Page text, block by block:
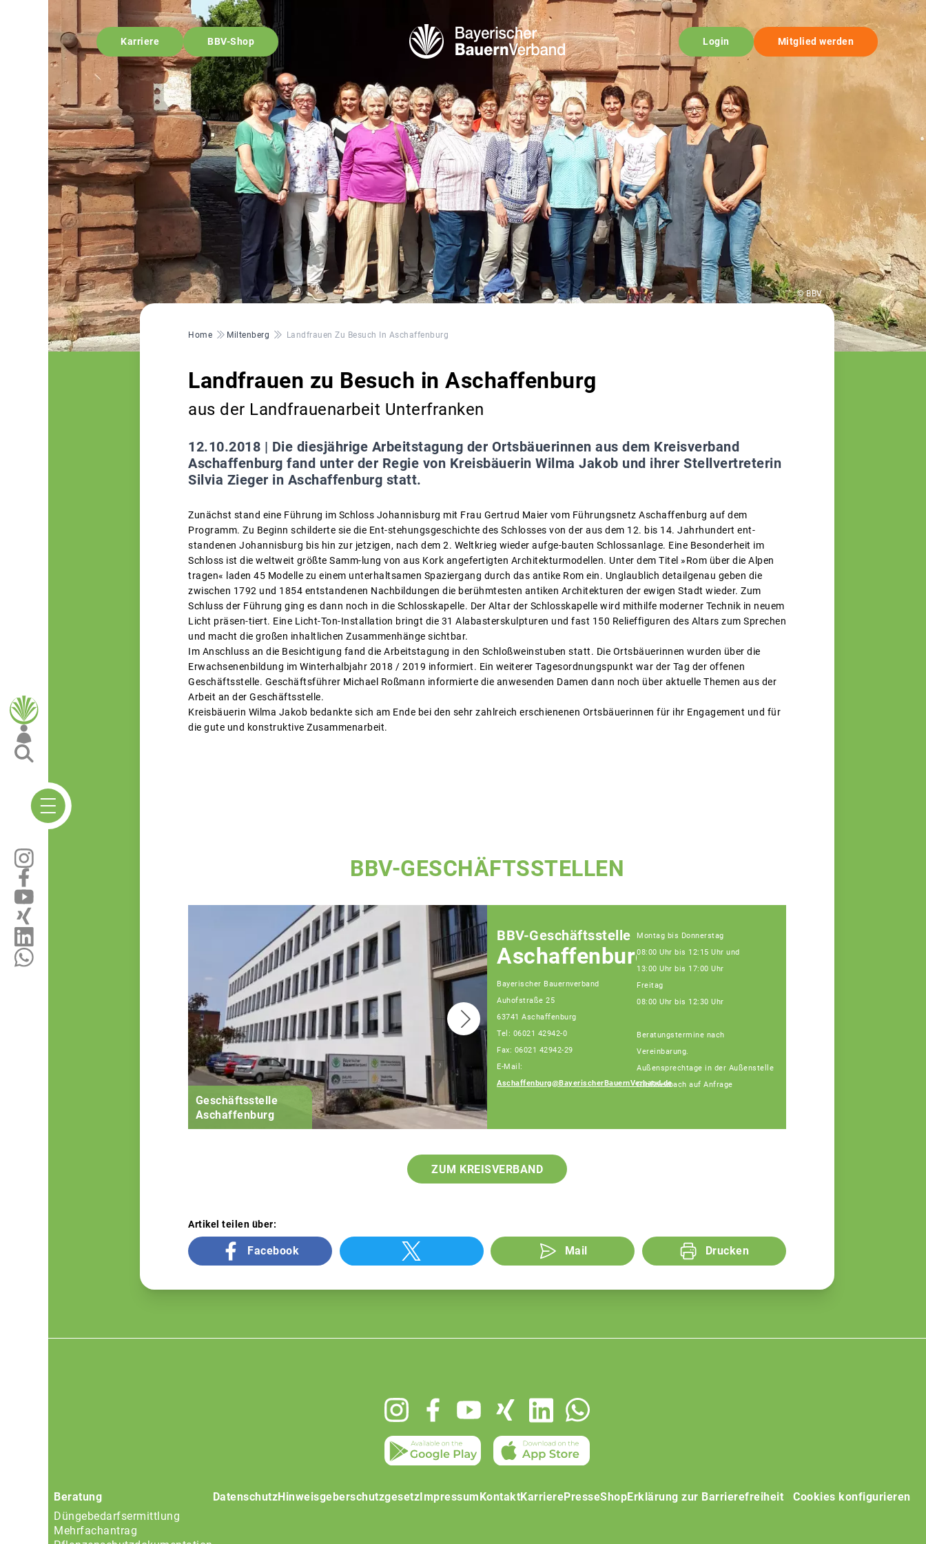
Karriere BBV-Shop Login Mitglied werden
© BBV
Pfadnavigation
Home Miltenberg Landfrauen Zu Besuch In Aschaffenburg
Landfrauen zu Besuch in Aschaffenburg
aus der Landfrauenarbeit Unterfranken
12.10.2018 | Die diesjährige Arbeitstagung der Ortsbäuerinnen aus dem Kreisverband
Aschaffenburg fand unter der Regie von Kreisbäuerin Wilma Jakob und ihrer Stellvertreterin
Silvia Zieger in Aschaffenburg statt.
Zunächst stand eine Führung im Schloss Johannisburg mit Frau Gertrud Maier vom Führungsnetz Aschaffenburg auf dem
Programm. Zu Beginn schilderte sie die Ent-stehungsgeschichte des Schlosses von der aus dem 12. bis 14. Jahrhundert ent-
standenen Johannisburg bis hin zur jetzigen, nach dem 2. Weltkrieg wieder aufge-bauten Schlossanlage. Eine Besonderheit im
Schloss ist die weltweit größte Samm-lung von aus Kork angefertigten Architekturmodellen. Unter dem Titel »Rom über die Alpen
tragen« laden 45 Modelle zu einem unterhaltsamen Spaziergang durch das antike Rom ein. Unglaublich detailgenau geben die
zwischen 1792 und 1854 entstandenen Nachbildungen die berühmtesten antiken Architekturen der ewigen Stadt wieder. Zum
Schluss der Führung ging es dann noch in die Schlosskapelle. Der Altar der Schlosskapelle wird mithilfe moderner Technik in neuem
Licht präsen-tiert. Eine Licht-Ton-Installation bringt die 31 Alabasterskulpturen und fast 150 Relieffiguren des Altars zum Sprechen
und macht die großen inhaltlichen Zusammenhänge sichtbar.
Im Anschluss an die Besichtigung fand die Arbeitstagung in den Schloßweinstuben statt. Die Ortsbäuerinnen wurden über die
Erwachsenenbildung im Winterhalbjahr 2018 / 2019 informiert. Ein weiterer Tagesordnungspunkt war der Tag der offenen
Geschäftsstelle. Geschäftsführer Michael Roßmann informierte die anwesenden Damen dann noch über aktuelle Themen aus der
Arbeit an der Geschäftsstelle.
Kreisbäuerin Wilma Jakob bedankte sich am Ende bei den sehr zahlreich erschienenen Ortsbäuerinnen für ihr Engagement und für
die gute und konstruktive Zusammenarbeit.
BBV-GESCHÄFTSSTELLEN
Geschäftsstelle
Aschaffenburg
BBV-Geschäftsstelle
Aschaffenburg
Bayerischer Bauernverband
Auhofstraße 25
63741 Aschaffenburg
Tel: 06021 42942-0
Fax: 06021 42942-29
E-Mail:
Aschaffenburg@BayerischerBauernVerband.de
Montag bis Donnerstag
08:00 Uhr bis 12:15 Uhr und
13:00 Uhr bis 17:00 Uhr
Freitag
08:00 Uhr bis 12:30 Uhr
Beratungstermine nach
Vereinbarung.
Außensprechtage in der Außenstelle
Großheubach auf Anfrage
ZUM KREISVERBAND
Artikel teilen über:
Facebook Mail Drucken
Beratung
Düngebedarfsermittlung
Mehrfachantrag
DatenschutzHinweisgeberschutzgesetzImpressumKontaktKarrierePresseShopErklärung zur Barrierefreiheit Cookies konfigurieren